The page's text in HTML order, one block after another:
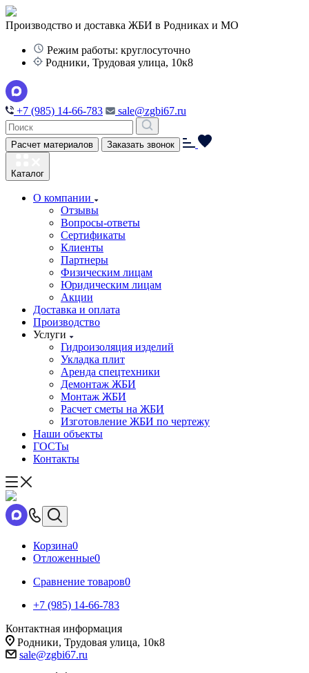
Производство и доставка ЖБИ в Родниках и МО
Режим работы: круглосуточно
Родники, Трудовая улица, 10к8
+7 (985) 14-66-783 sale@zgbi67.ru
Расчет материалов Заказать звонок
Каталог
О компании
Отзывы
Вопросы-ответы
Сертификаты
Клиенты
Партнеры
Физическим лицам
Юридическим лицам
Акции
Доставка и оплата
Производство
Услуги
Гидроизоляция изделий
Укладка плит
Аренда спецтехники
Демонтаж ЖБИ
Монтаж ЖБИ
Расчет сметы на ЖБИ
Изготовление ЖБИ по чертежу
Наши объекты
ГОСТы
Контакты
Корзина0
Отложенные0
Сравнение товаров0
+7 (985) 14-66-783
Контактная информация
Родники, Трудовая улица, 10к8
sale@zgbi67.ru